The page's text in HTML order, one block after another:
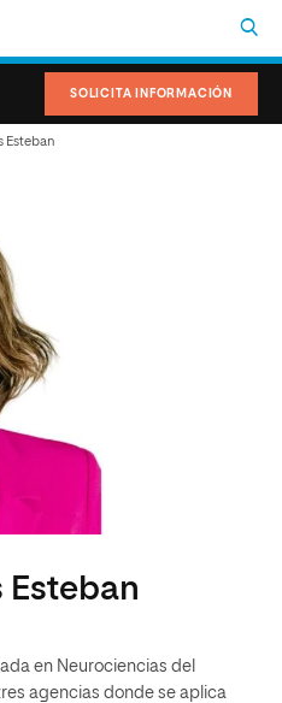
SOLICITA INFORMACIÓN
Esteban
Esteban
en Neurociencias del
agencias donde se aplica